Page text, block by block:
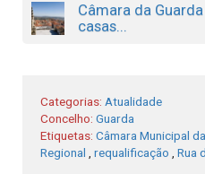
Câmara da
casas...
Categorias: Atualidade
Concelho: Guarda
Etiquetas: Câmara Municipal
Regional
requalificação Rua